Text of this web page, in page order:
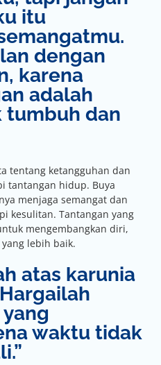
itu
dengan
karena
adalah
tumbuh dan
tentang ketangguhan dan
tantangan hidup. Buya
menjaga semangat dan
kesulitan. Tantangan yang
mengembangkan diri,
lebih baik.
atas karunia
waktu tidak